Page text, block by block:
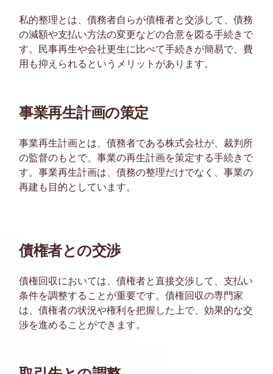
私的整理とは、債務者自らが債権者と交渉して、債務
の減額や支払い方法の変更などの合意を図る手続きで
す。民事再生や会社更生に比べて手続きが簡易で、費
用も抑えられるというメリットがあります。
事業再生計画の策定
事業再生計画とは、債務者である株式会社が、裁判所
の監督のもとで、事業の再生計画を策定する手続きで
す。事業再生計画は、債務の整理だけでなく、事業の
再建も目的としています。
債権者との交渉
債権回収においては、債権者と直接交渉して、支払い
条件を調整することが重要です。債権回収の専門家
は、債権者の状況や権利を把握した上で、効果的な交
渉を進めることができます。